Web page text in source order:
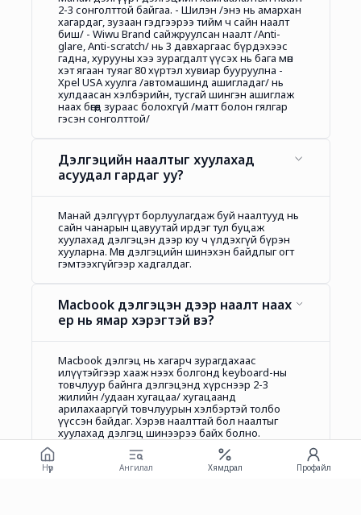
2-3 сонголттой байгаа. - Шилэн /энэ нь амархан
хагардаг, зузаан гэдгээрээ тийм ч сайн наалт
биш/ - Wiwu Brand сайжруулсан наалт /Anti-
glare, Anti-scratch/ нь 3 давхаргаас бүрдэхээс
гадна, хурууны хээ зурагдалт үүсэх нь бага мөн
хэт ягаан туяаг 80 хүртэл хувиар бууруулна -
Xpel USA хуулга /автомашинд ашигладаг/ нь
хулдаасан хэлбэрийн, тусгай шингэн ашиглаж
наах бөгөөд зураас болохгүй /матт болон гялгар
гэсэн сонголттой/
Дэлгэцийн наалтыг хуулахад
асуудал гардаг уу?
Манай дэлгүүрт борлуулагдаж буй наалтууд нь
сайн чанарын цавуутай ирдэг тул буцаж
хуулахад дэлгэцэн дээр юу ч үлдэхгүй бүрэн
хууларна. Мөн дэлгэцийн шинэхэн байдлыг огт
гэмтээхгүйгээр хадгалдаг.
Macbook дэлгэцэн дээр наалт наах
ер нь ямар хэрэгтэй вэ?
Macbook дэлгэц нь хагарч зурагдахаас
илүүтэйгээр хааж нээх болгонд keyboard-ны
товчлуур байнга дэлгэцэнд хүрснээр 2-3
жилийн /удаан хугацаа/ хугацаанд
арилахааргүй товчлуурын хэлбэртэй толбо
үүссэн байдаг. Хэрэв наалттай бол наалтыг
хуулахад дэлгэц шинээрээ байх болно.
Нүүр Ангилал Хямдрал Профайл